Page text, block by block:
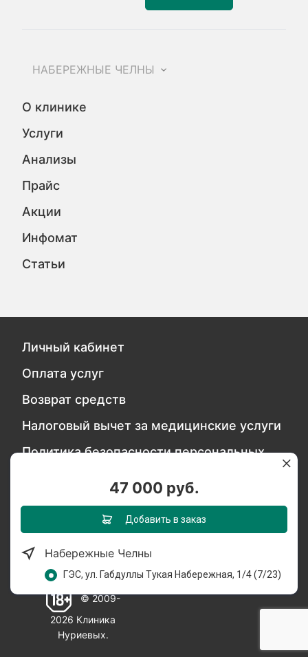
47 000 руб.
Добавить в заказ
Набережные Челны
ГЭС, ул. Габдуллы Тукая Набережная, 1/4 (7/23)
НАБЕРЕЖНЫЕ ЧЕЛНЫ
О клинике
Услуги
Анализы
Прайс
Акции
Инфомат
Статьи
Личный кабинет
Оплата услуг
Возврат средств
Налоговый вычет за медицинские услуги
Политика безопасности персональных
Обратитесь в службу качества
Мы в социальных сетях:
© 2009-
2026 Клиника
Нуриевых.